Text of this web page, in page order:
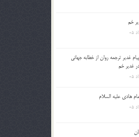
خم
غدیر ترجمه روان از خطابه جهانی
غدیر خم
هادی علیه السلام